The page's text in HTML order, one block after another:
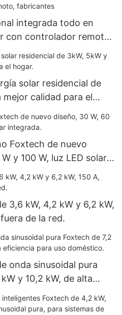
integrada todo en
con controlador remoto,
solar residencial de
mejor calidad para el
Foxtech de nuevo
y 100 W, luz LED solar
3,6 kW, 4,2 kW y 6,2 kW,
de la red.
onda sinusoidal pura
y 10,2 kW, de alta